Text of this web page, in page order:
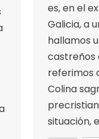
es, en el
Galicia, a
hallamos
castreños
referimos
Colina
situación,